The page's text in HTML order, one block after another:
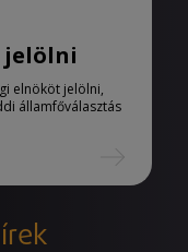
jelölni
elnököt jelölni,
államfőválasztás